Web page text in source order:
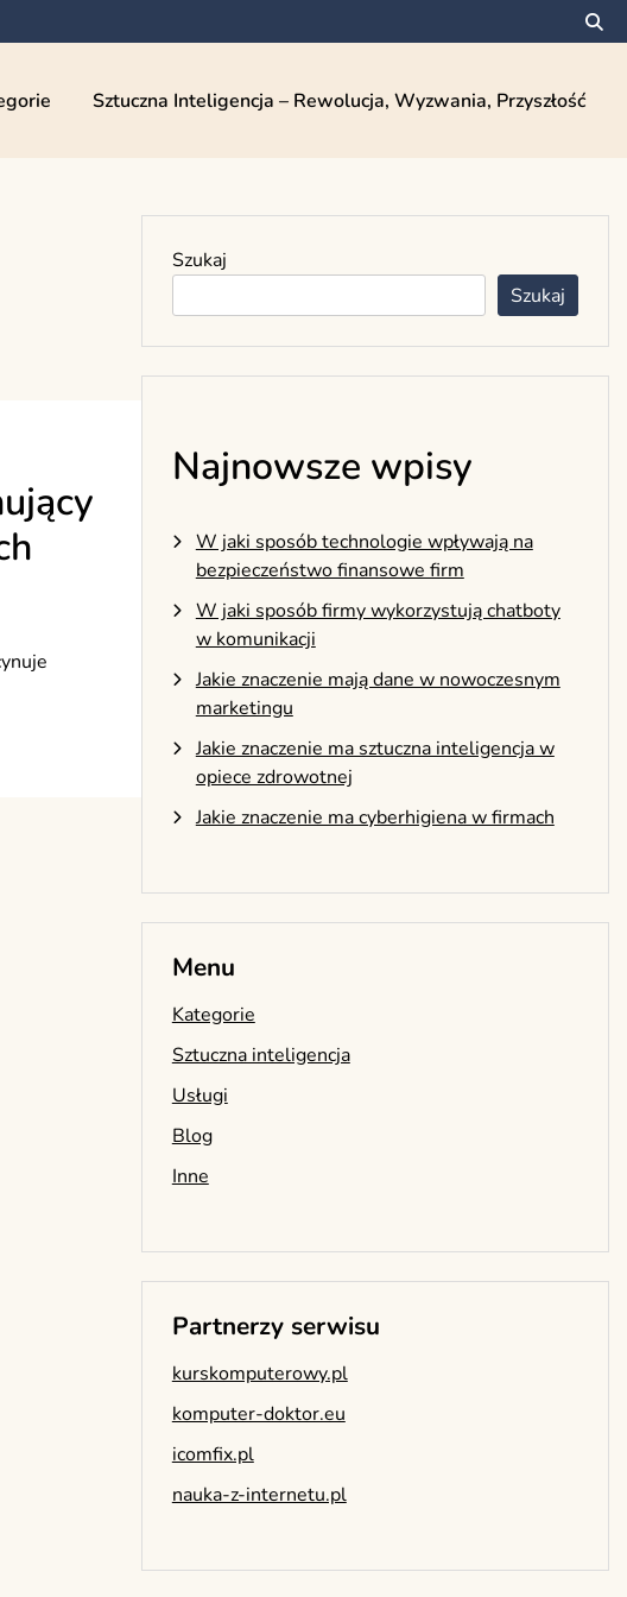
Sztuczna Inteligencja – Rewolucja, Wyzwania, Przyszłość
Szukaj
Szukaj
Najnowsze wpisy
W jaki sposób technologie wpływają na
bezpieczeństwo finansowe firm
W jaki sposób firmy wykorzystują chatboty
w komunikacji
Jakie znaczenie mają dane w nowoczesnym
marketingu
Jakie znaczenie ma sztuczna inteligencja w
opiece zdrowotnej
Jakie znaczenie ma cyberhigiena w firmach
Menu
Kategorie
Sztuczna inteligencja
Usługi
Blog
Inne
Partnerzy serwisu
kurskomputerowy.pl
komputer-doktor.eu
icomfix.pl
nauka-z-internetu.pl